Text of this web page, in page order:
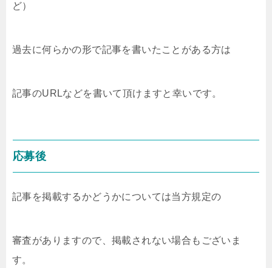
ど）
過去に何らかの形で記事を書いたことがある方は
記事のURLなどを書いて頂けますと幸いです。
応募後
記事を掲載するかどうかについては当方規定の
審査がありますので、掲載されない場合もございま
す。